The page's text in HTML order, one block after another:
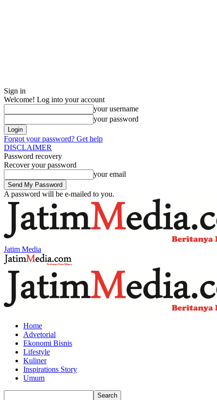
Sign in
Welcome! Log into your account
your username
your password
Forgot your password? Get help
DISCLAIMER
Password recovery
Recover your password
your email
A password will be e-mailed to you.
Jatim Media
Home
Advetorial
Ekonomi Bisnis
Lifestyle
Kuliner
Inspirations Story
Umum